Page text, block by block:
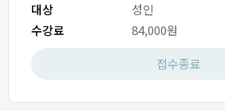
대상
성인
수강료
84,000원
접수종료